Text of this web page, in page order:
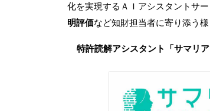
化を実現するＡＩアシスタントサ
明評価など知財担当者に寄り添う
特許読解アシスタント「サマリア